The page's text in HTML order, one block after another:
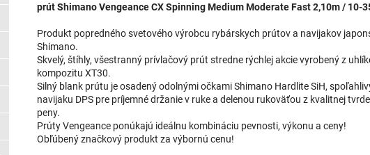
prút Shimano Vengeance CX Spinning Medium Moderate Fast 2,10m / 10-
Produkt popredného svetového výrobcu rybárskych prútov a navijakov
Shimano.
Skvelý, štíhly, všestranný prívlačový prút stredne rýchlej akcie vyrobený z
kompozitu XT30.
Silný blank prútu je osadený odolnými očkami Shimano Hardlite SiH,
navijaku DPS pre príjemné držanie v ruke a delenou rukoväťou z kvalitnej
peny.
Prúty Vengeance ponúkajú ideálnu kombináciu pevnosti, výkonu a ceny!
Obľúbený značkový produkt za výbornú cenu!